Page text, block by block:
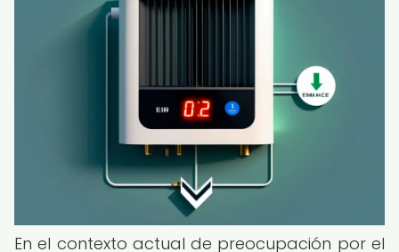
En el contexto actual de preocupación por el